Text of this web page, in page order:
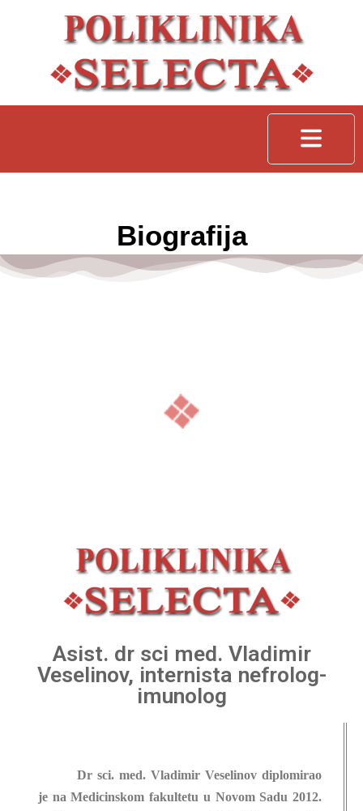
Biografija
Asist. dr sci med. Vladimir
Veselinov, internista nefrolog-
imunolog
Dr sci. med. Vladimir Veselinov diplomirao
je na Medicinskom fakultetu u Novom Sadu 2012.